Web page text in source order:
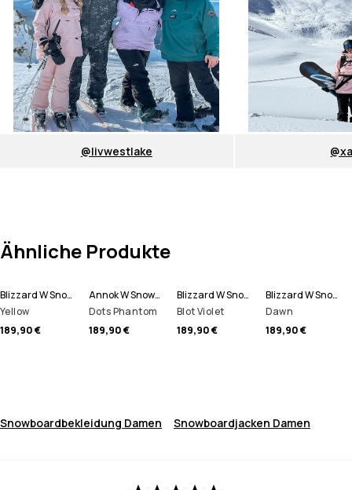
@livwestlake
Ähnliche Produkte
Blizzard W Snowboardjacke Damen
Yellow
189,90 €
Annok W Snowboardjacke Damen
Dots Phantom
189,90 €
Blizzard W Snowboardjacke Damen
Blot Violet
189,90 €
Blizzard W Snowboardjacke Damen
Dawn
189,90 €
Snowboardbekleidung Damen Snowboardjacken Damen